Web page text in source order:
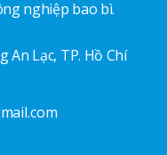
nghiệp bao bì.
An Lạc, TP. Hồ Chí